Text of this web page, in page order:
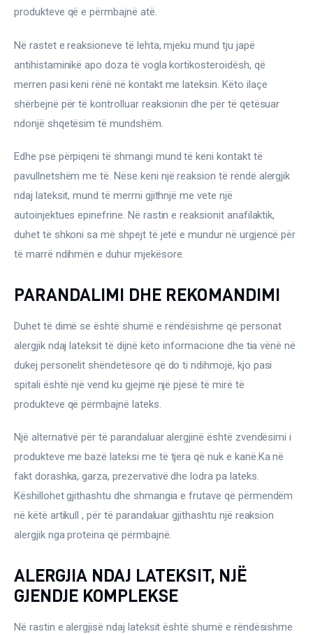
produkteve që e përmbajnë atë.
Në rastet e reaksioneve të lehta, mjeku mund tju japë
antihistaminikë apo doza të vogla kortikosteroidësh, që
merren pasi keni rënë në kontakt me lateksin. Këto ilaçe
shërbejnë për të kontrolluar reaksionin dhe për të qetësuar
ndonjë shqetësim të mundshëm.
Edhe pse përpiqeni të shmangi mund të keni kontakt të
pavullnetshëm me të. Nëse keni një reaksion të rëndë alergjik
ndaj lateksit, mund të merrni gjithnjë me vete një
autoinjektues epinefrine. Në rastin e reaksionit anafilaktik,
duhet të shkoni sa më shpejt të jetë e mundur në urgjencë për
të marrë ndihmën e duhur mjekësore.
PARANDALIMI DHE REKOMANDIMI
Duhet të dimë se është shumë e rëndësishme që personat
alergjik ndaj lateksit të dijnë këto informacione dhe tia vënë në
dukej personelit shëndetësore që do ti ndihmojë, kjo pasi
spitali është një vend ku gjejmë një pjesë të mirë të
produkteve që përmbajnë lateks.
Një alternativë për të parandaluar alergjinë është zvendësimi i
produkteve me bazë lateksi me të tjera që nuk e kanë.Ka në
fakt dorashka, garza, prezervativë dhe lodra pa lateks.
Këshillohet gjithashtu dhe shmangia e frutave që përmendëm
në këtë artikull , për të parandaluar gjithashtu një reaksion
alergjik nga proteina që përmbajnë.
ALERGJIA NDAJ LATEKSIT, NJË
GJENDJE KOMPLEKSE
Në rastin e alergjisë ndaj lateksit është shumë e rëndësishme